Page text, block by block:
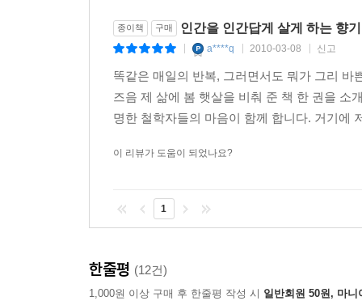
종이책 구매 인간을 인간답게 살게 하는 향기
a****q 2010-03-08 신고
똑같은 매일의 반복, 그러면서도 뭐가 그리 바
즈음 제 삶에 봄 햇살을 비춰 준 책 한 권을 소
명한 철학자들의 마음이 함께 합니다. 거기에
이 리뷰가 도움이 되었나요?
1
한줄평 (12건)
1,000원 이상 구매 후 한줄평 작성 시 일반회원 50원, 마니